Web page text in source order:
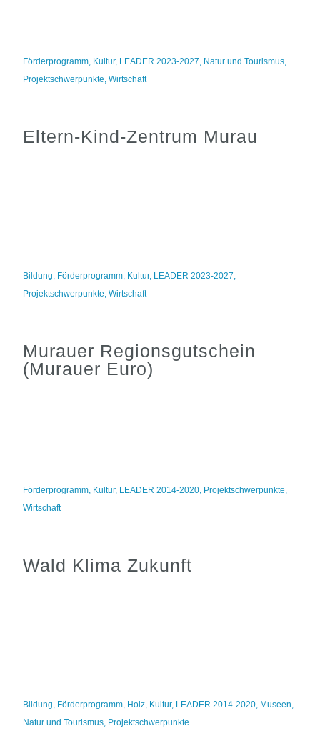
Förderprogramm, Kultur, LEADER 2023-2027, Natur und Tourismus,
Projektschwerpunkte,Wirtschaft
Eltern-Kind-Zentrum Murau
Bildung, Förderprogramm, Kultur, LEADER 2023-2027,
Projektschwerpunkte,Wirtschaft
Murauer Regionsgutschein
(Murauer Euro)
Förderprogramm, Kultur, LEADER 2014-2020, Projektschwerpunkte,
Wirtschaft
Wald Klima Zukunft
Bildung, Förderprogramm, Holz, Kultur, LEADER 2014-2020, Museen,
Natur und Tourismus, Projektschwerpunkte